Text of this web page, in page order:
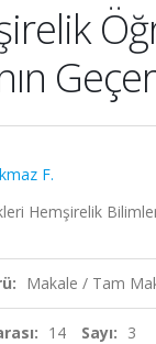
F.
Hemşirelik
Makale / Tam
14 Sayı: 3